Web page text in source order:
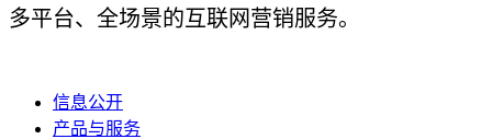
多平台、全场景的互联网营销服务。
信息公开
产品与服务